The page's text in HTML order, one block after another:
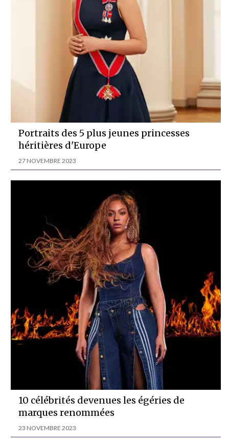
Portraits des 5 plus jeunes princesses
héritières d'Europe
27 NOVEMBRE 2023
10 célébrités devenues les égéries de
marques renommées
23 NOVEMBRE 2023